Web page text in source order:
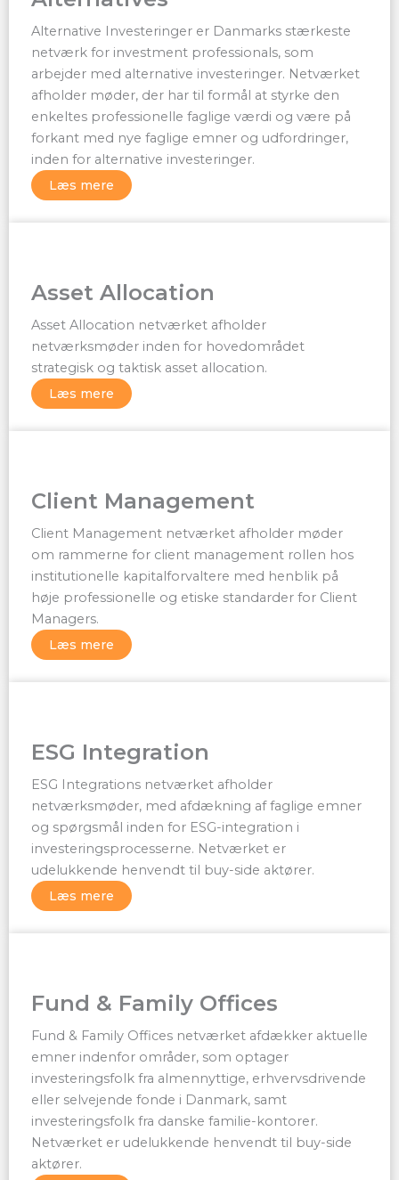
Alternative Investeringer er Danmarks stærkeste
netværk for investment professionals, som
arbejder med alternative investeringer. Netværket
afholder møder, der har til formål at styrke den
enkeltes professionelle faglige værdi og være på
forkant med nye faglige emner og udfordringer,
inden for alternative investeringer.
Læs mere
Asset Allocation
Asset Allocation netværket afholder
netværksmøder inden for hovedområdet
strategisk og taktisk asset allocation.
Læs mere
Client Management
Client Management netværket afholder møder
om rammerne for client management rollen hos
institutionelle kapitalforvaltere med henblik på
høje professionelle og etiske standarder for Client
Managers.
Læs mere
ESG Integration
ESG Integrations netværket afholder
netværksmøder, med afdækning af faglige emner
og spørgsmål inden for ESG-integration i
investeringsprocesserne. Netværket er
udelukkende henvendt til buy-side aktører.
Læs mere
Fund & Family Offices
Fund & Family Offices netværket afdækker aktuelle
emner indenfor områder, som optager
investeringsfolk fra almennyttige, erhvervsdrivende
eller selvejende fonde i Danmark, samt
investeringsfolk fra danske familie-kontorer.
Netværket er udelukkende henvendt til buy-side
aktører.